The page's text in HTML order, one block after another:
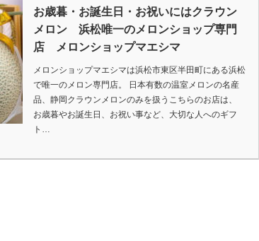
お歳暮・お誕生日・お祝いにはクラウン
メロン 浜松唯一のメロンショップ専門
店 メロンショップマエシマ
メロンショップマエシマは浜松市東区半田町にある浜松
で唯一のメロン専門店。 日本有数の温室メロンの名産
品、静岡クラウンメロンのみを扱うこちらのお店は、
お歳暮やお誕生日、お祝い事など、大切な人へのギフ
ト…